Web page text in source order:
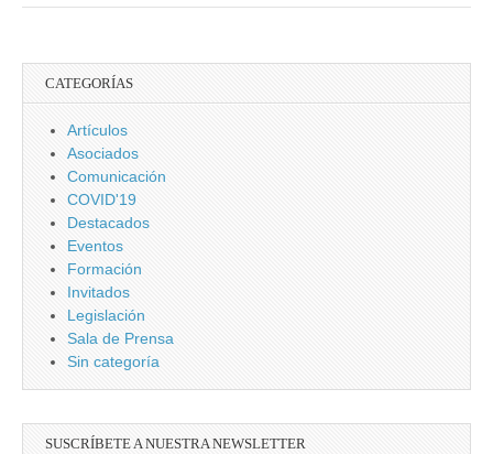
CATEGORÍAS
Artículos
Asociados
Comunicación
COVID'19
Destacados
Eventos
Formación
Invitados
Legislación
Sala de Prensa
Sin categoría
SUSCRÍBETE A NUESTRA NEWSLETTER